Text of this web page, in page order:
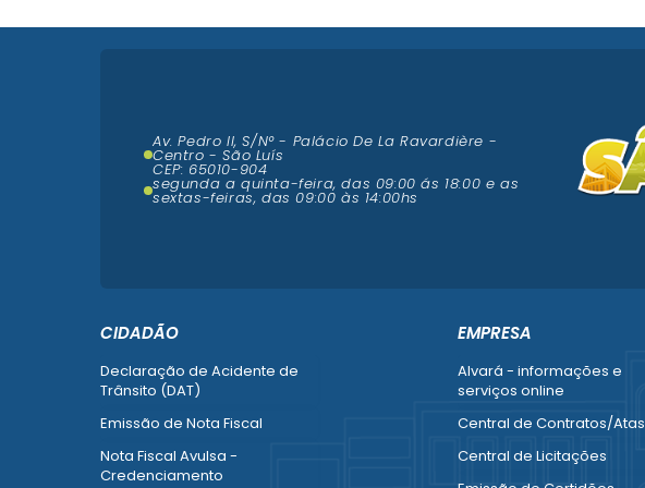
CIDADÃO
Declaração de Acidente de
Trânsito (DAT)
Emissão de Nota Fiscal
Nota Fiscal Avulsa -
Credenciamento
EMPRESA
Alvará - informações e
serviços online
Central de Contratos/Atas
Central de Licitações
Av. Pedro II, S/N° - Palácio De La Ravardière -
Centro - São Luís
CEP: 65010-904
segunda a quinta-feira, das 09:00 ás 18:00 e as
sextas-feiras, das 09:00 às 14:00hs